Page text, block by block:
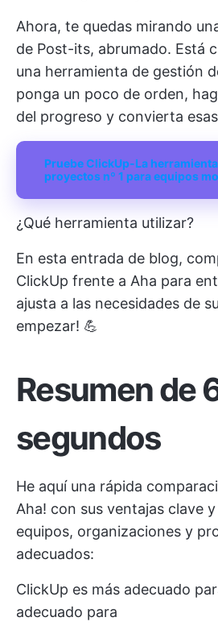
Ahora, te quedas mirando
de Post-its, abrumado. Está
una herramienta de gestión
ponga un poco de orden,
del progreso y convierta
Pruebe ClickUp-La
proyectos nº 1 para equipos
¿Qué herramienta utilizar?
En esta entrada de blog,
ClickUp frente a Aha para
ajusta a las necesidades de
empezar! 💪
Resumen de
segundos
He aquí una rápida
Aha! con sus ventajas clave
equipos, organizaciones y
adecuados:
ClickUp es más adecuado
adecuado para